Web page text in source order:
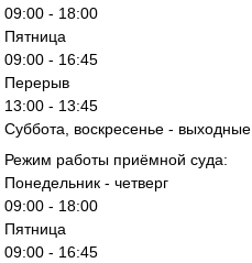
09:00 - 18:00
Пятница
09:00 - 16:45
Перерыв
13:00 - 13:45
Суббота, воскресенье - выходные
Режим работы приёмной суда:
Понедельник - четверг
09:00 - 18:00
Пятница
09:00 - 16:45